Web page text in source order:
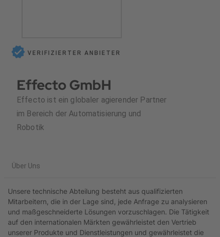
VERIFIZIERTER ANBIETER
Effecto GmbH
Effecto ist ein globaler agierender Partner
im Bereich der Automatisierung und
Robotik
Über Uns
Unsere technische Abteilung besteht aus qualifizierten
Mitarbeitern, die in der Lage sind, jede Anfrage zu analysieren
und maßgeschneiderte Lösungen vorzuschlagen. Die Tätigkeit
auf den internationalen Märkten gewährleistet den Vertrieb
unserer Produkte und Dienstleistungen und gewährleistet die